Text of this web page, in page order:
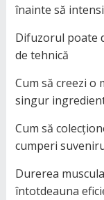
înainte să
Difuzorul poate
de tehnică
Cum să creezi o
singur
Cum să
cumperi
Durerea
întotdeauna